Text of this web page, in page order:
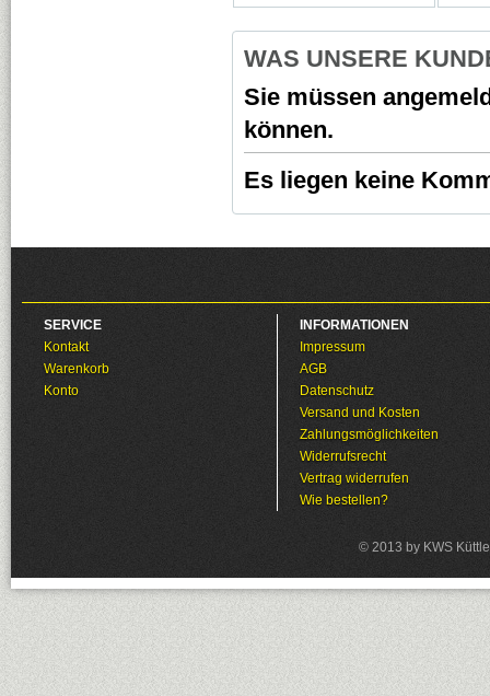
WAS UNSERE
Sie müssen
können.
Es liegen keine
SERVICE
Kontakt
Warenkorb
Konto
INFORMATIONEN
Impressum
AGB
Datenschutz
Versand und Kosten
Zahlungsmöglichkeiten
Widerrufsrecht
Vertrag widerrufen
Wie bestellen?
© 2013 by KWS